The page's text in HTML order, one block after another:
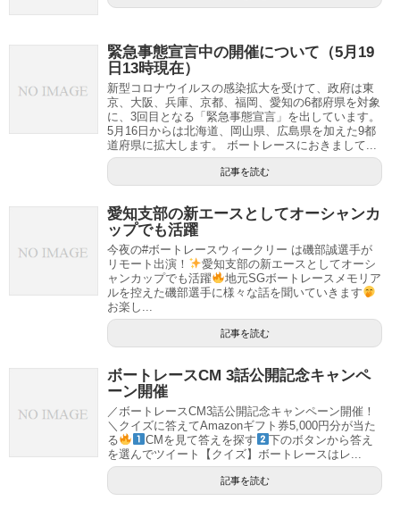
緊急事態宣言中の開催について（5月19
日13時現在）
新型コロナウイルスの感染拡大を受けて、政府は東
京、大阪、兵庫、京都、福岡、愛知の6都府県を対象
に、3回目となる「緊急事態宣言」を出しています。
5月16日からは北海道、岡山県、広島県を加えた9都
道府県に拡大します。 ボートレースにおきまして...
記事を読む
愛知支部の新エースとしてオーシャンカ
ップでも活躍
今夜の#ボートレースウィークリー は磯部誠選手が
リモート出演！
愛知支部の新エースとしてオーシ
ャンカップでも活躍
地元SGボートレースメモリア
ルを控えた磯部選手に様々な話を聞いていきます
お楽し...
記事を読む
ボートレースCM 3話公開記念キャンペ
ーン開催
／ボートレースCM3話公開記念キャンペーン開催！
＼クイズに答えてAmazonギフト券5,000円分が当た
る
CMを見て答えを探す
下のボタンから答え
を選んでツイート【クイズ】ボートレースはレ...
記事を読む